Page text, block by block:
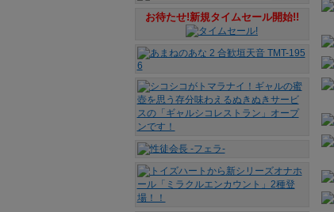
お待たせ!新規タイムセール開始!!